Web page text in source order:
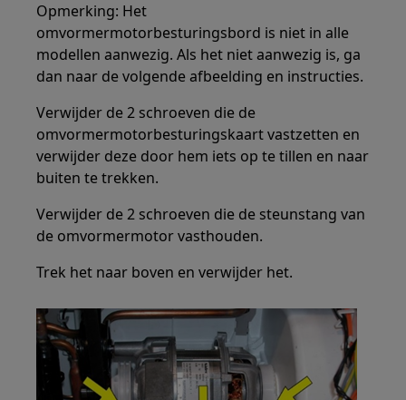
Opmerking: Het
omvormermotorbesturingsbord is niet in alle
modellen aanwezig. Als het niet aanwezig is, ga
dan naar de volgende afbeelding en instructies.
Verwijder de 2 schroeven die de
omvormermotorbesturingskaart vastzetten en
verwijder deze door hem iets op te tillen en naar
buiten te trekken.
Verwijder de 2 schroeven die de steunstang van
de omvormermotor vasthouden.
Trek het naar boven en verwijder het.